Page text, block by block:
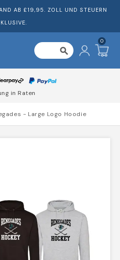
AB £19,95. ZOLL UND STEUERN
search
0
in Raten
- Large Logo Hoodie